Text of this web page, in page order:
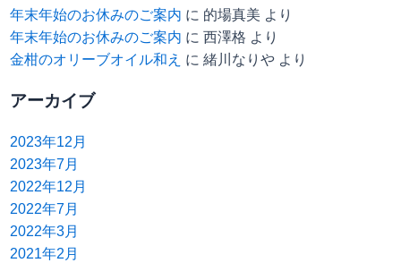
年末年始のお休みのご案内 に 的場真美 より
年末年始のお休みのご案内 に 西澤格 より
金柑のオリーブオイル和え に 緒川なりや より
アーカイブ
2023年12月
2023年7月
2022年12月
2022年7月
2022年3月
2021年2月